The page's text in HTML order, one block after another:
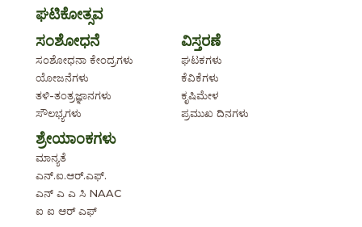
ಘಟಿಕೋತ್ಸವ
ಸಂಶೋಧನೆ
ಸಂಶೋಧನಾ ಕೇಂದ್ರಗಳು
ಯೋಜನೆಗಳು
ತಳಿ-ತಂತ್ರಜ್ಞಾನಗಳು
ಸೌಲಭ್ಯಗಳು
ವಿಸ್ತರಣೆ
ಘಟಕಗಳು
ಕೆವಿಕೆಗಳು
ಕೃಷಿಮೇಳ
ಪ್ರಮುಖ ದಿನಗಳು
ಶ್ರೇಯಾಂಕಗಳು
ಮಾನ್ಯತೆ
ಎನ್.ಐ.ಆರ್.ಎಫ್.
ಎನ್ ಎ ಎ ಸಿ NAAC
ಐ ಐ ಆರ್ ಎಫ್